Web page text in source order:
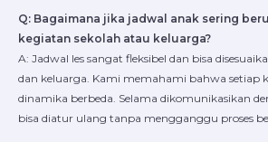
Q: Bagaimana jika jadwal anak sering
kegiatan sekolah atau keluarga?
A: Jadwal les sangat fleksibel dan bisa
dan keluarga. Kami memahami bahwa setiap
dinamika berbeda. Selama dikomunikasikan
bisa diatur ulang tanpa mengganggu proses